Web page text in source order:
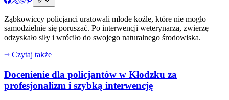
Ząbkowiccy policjanci uratowali młode koźle, które nie mogło
samodzielnie się poruszać. Po interwencji weterynarza, zwierzę
odzyskało siły i wróciło do swojego naturalnego środowiska.
Czytaj także
Docenienie dla policjantów w Kłodzku za
profesjonalizm i szybką interwencję